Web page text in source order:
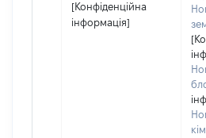
[Конфіденційна
інформація]